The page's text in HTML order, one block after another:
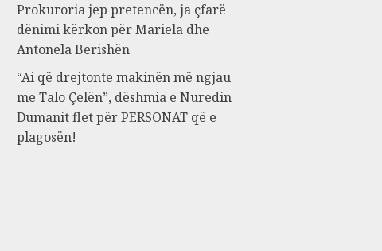
Prokuroria jep pretencën, ja çfarë
dënimi kërkon për Mariela dhe
Antonela Berishën
“Ai që drejtonte makinën më ngjau
me Talo Çelën”, dëshmia e Nuredin
Dumanit flet për PERSONAT që e
plagosën!